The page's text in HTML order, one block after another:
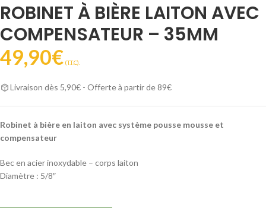
ROBINET À BIÈRE LAITON AVEC
COMPENSATEUR – 35MM
49,90€ (T.T.C).
Livraison dès 5,90€ - Offerte à partir de 89€
Robinet à bière en laiton avec système pousse mousse et
compensateur
Bec en acier inoxydable – corps laiton
Diamètre : 5/8″